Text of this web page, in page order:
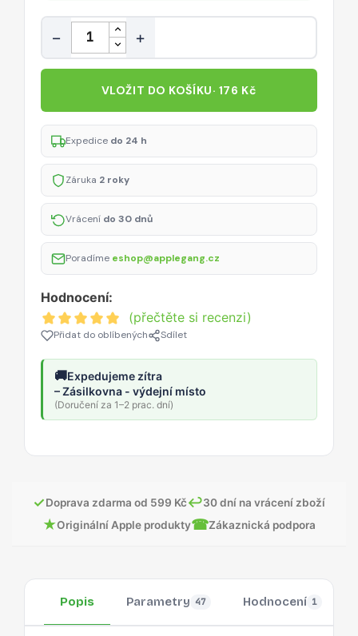
Množství
− +
VLOŽIT DO KOŠÍKU· 176 Kč
Expedice do 24 h
Záruka 2 roky
Vrácení do 30 dnů
Poradíme eshop@applegang.cz
Hodnocení:
(přečtěte si recenzi)
Přidat do oblíbených Sdílet
🚚Expedujeme zítra
– Zásilkovna - výdejní místo
(Doručení za 1–2 prac. dní)
✓Doprava zdarma od 599 Kč↩30 dní na vrácení zboží
★Originální Apple produkty☎Zákaznická podpora
Popis Parametry 47 Hodnocení 1